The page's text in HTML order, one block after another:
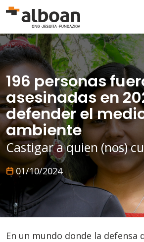
Pasar al contenido principal
196 personas
asesinadas en
defender el
ambiente
Castigar a quien (nos)
01/10/2024
En un mundo donde la defensa